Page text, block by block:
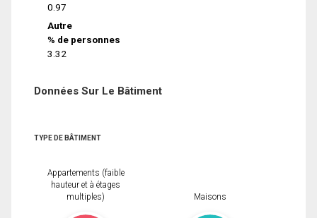
0.97
Autre
% de personnes
3.32
Données Sur Le Bâtiment
TYPE DE BÂTIMENT
Appartements (faible
hauteur et à étages
multiples)
Maisons